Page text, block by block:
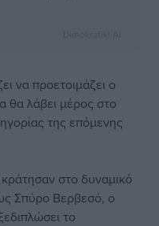
να προετοιμάζει ο
θα λάβει μέρος στο
της επόμενης
στο δυναμικό
Σπύρο Βερβεσό, ο
το